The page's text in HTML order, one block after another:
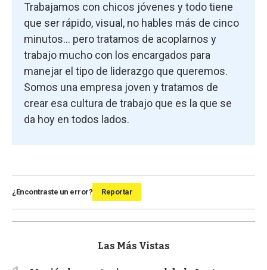
Trabajamos con chicos jóvenes y todo tiene
que ser rápido, visual, no hables más de cinco
minutos... pero tratamos de acoplarnos y
trabajo mucho con los encargados para
manejar el tipo de liderazgo que queremos.
Somos una empresa joven y tratamos de
crear esa cultura de trabajo que es la que se
da hoy en todos lados.
¿Encontraste un error? Reportar
Las Más Vistas